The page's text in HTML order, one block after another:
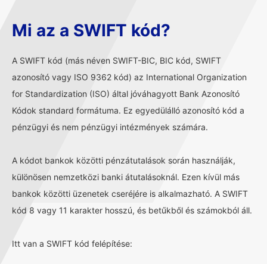
Mi az a SWIFT kód?
A SWIFT kód (más néven SWIFT-BIC, BIC kód, SWIFT
azonosító vagy ISO 9362 kód) az International Organization
for Standardization (ISO) által jóváhagyott Bank Azonosító
Kódok standard formátuma. Ez egyedülálló azonosító kód a
pénzügyi és nem pénzügyi intézmények számára.
A kódot bankok közötti pénzátutalások során használják,
különösen nemzetközi banki átutalásoknál. Ezen kívül más
bankok közötti üzenetek cseréjére is alkalmazható. A SWIFT
kód 8 vagy 11 karakter hosszú, és betűkből és számokból áll.
Itt van a SWIFT kód felépítése: